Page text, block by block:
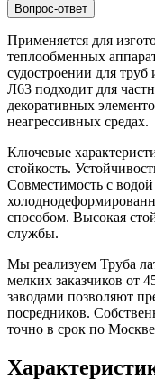
Вопрос-ответ
Применяется для
теплообменных
судостроении для
Л63 подходит для
декоративных
неагрессивных средах.
Ключевые
стойкость.
Совместимость с
способом. Высокая
службы.
Мы реализуем Труба
мелких заказчиков от
заводами позволяют
посредников.
точно в срок по